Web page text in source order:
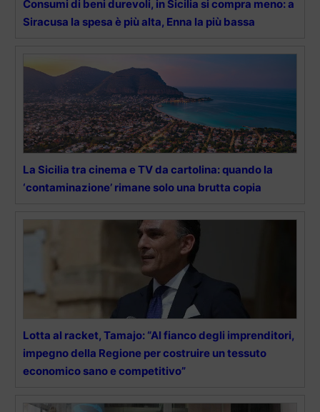
Consumi di beni durevoli, in Sicilia si compra meno: a
Siracusa la spesa è più alta, Enna la più bassa
La Sicilia tra cinema e TV da cartolina: quando la
‘contaminazione’ rimane solo una brutta copia
Lotta al racket, Tamajo: “Al fianco degli imprenditori,
impegno della Regione per costruire un tessuto
economico sano e competitivo”